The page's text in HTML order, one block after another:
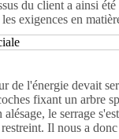
du client a ainsi été
exigences en
de l'énergie devait
fixant un arbre
alésage, le serrage
Il nous a